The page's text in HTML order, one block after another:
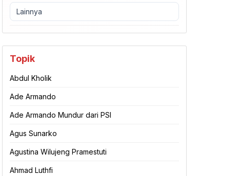
Lainnya
Topik
Abdul Kholik
Ade Armando
Ade Armando Mundur dari PSI
Agus Sunarko
Agustina Wilujeng Pramestuti
Ahmad Luthfi